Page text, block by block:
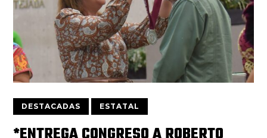
DESTACADAS ESTATAL